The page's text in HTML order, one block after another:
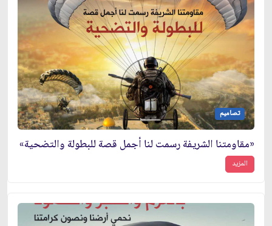
تصاميم
«مقاومتنا الشريفة رسمت لنا أجمل قصة للبطولة والتضحية»
المزيد